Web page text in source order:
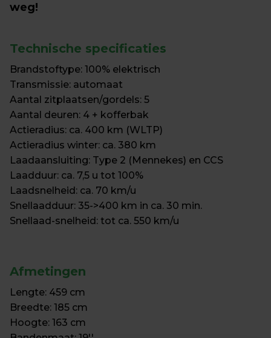
weg!
Technische specificaties
Brandstoftype: 100% elektrisch
Transmissie: automaat
Aantal zitplaatsen/gordels: 5
Aantal deuren: 4 + kofferbak
Actieradius: ca. 400 km (WLTP)
Actieradius winter: ca. 380 km
Laadaansluiting: Type 2 (Mennekes) en CCS
Laadduur: ca. 7,5 u tot 100%
Laadsnelheid: ca. 70 km/u
Snellaadduur: 35->400 km in ca. 30 min.
⁠Snellaad-snelheid: tot ca. 550 km/u
Afmetingen
Lengte: 459 cm
Breedte: 185 cm
Hoogte: 163 cm